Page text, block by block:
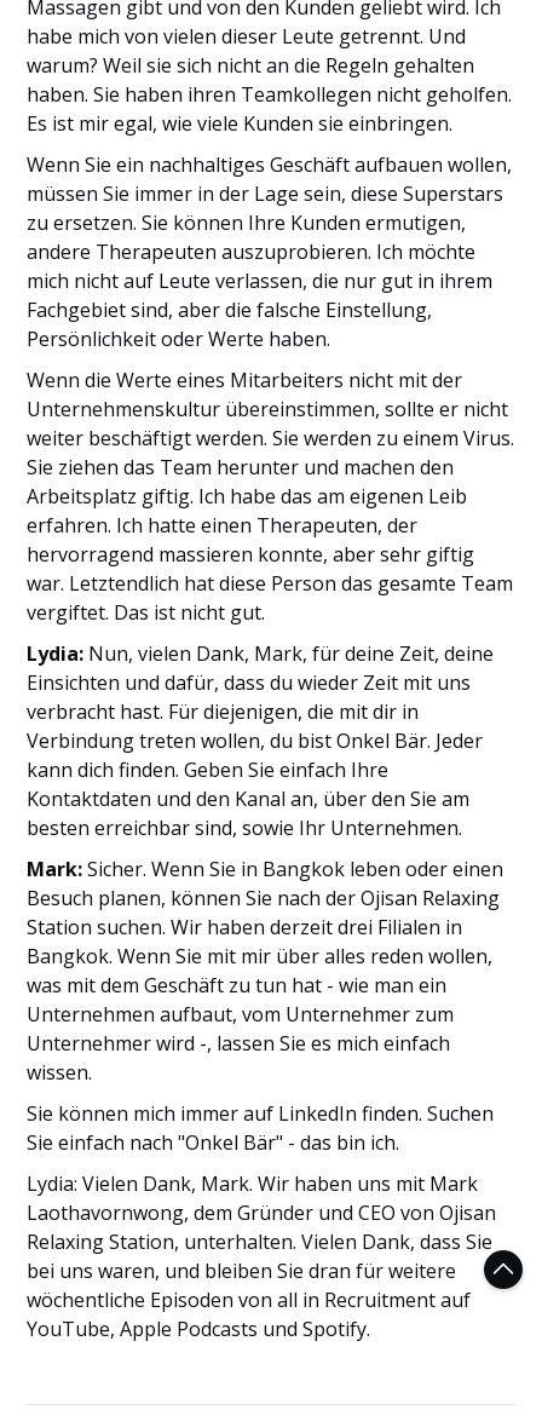
Massagen gibt und von den Kunden geliebt wird. Ich
habe mich von vielen dieser Leute getrennt. Und
warum? Weil sie sich nicht an die Regeln gehalten
haben. Sie haben ihren Teamkollegen nicht geholfen.
Es ist mir egal, wie viele Kunden sie einbringen.
Wenn Sie ein nachhaltiges Geschäft aufbauen wollen,
müssen Sie immer in der Lage sein, diese Superstars
zu ersetzen. Sie können Ihre Kunden ermutigen,
andere Therapeuten auszuprobieren. Ich möchte
mich nicht auf Leute verlassen, die nur gut in ihrem
Fachgebiet sind, aber die falsche Einstellung,
Persönlichkeit oder Werte haben.
Wenn die Werte eines Mitarbeiters nicht mit der
Unternehmenskultur übereinstimmen, sollte er nicht
weiter beschäftigt werden. Sie werden zu einem Virus.
Sie ziehen das Team herunter und machen den
Arbeitsplatz giftig. Ich habe das am eigenen Leib
erfahren. Ich hatte einen Therapeuten, der
hervorragend massieren konnte, aber sehr giftig
war. Letztendlich hat diese Person das gesamte Team
vergiftet. Das ist nicht gut.
Lydia: Nun, vielen Dank, Mark, für deine Zeit, deine
Einsichten und dafür, dass du wieder Zeit mit uns
verbracht hast. Für diejenigen, die mit dir in
Verbindung treten wollen, du bist Onkel Bär. Jeder
kann dich finden. Geben Sie einfach Ihre
Kontaktdaten und den Kanal an, über den Sie am
besten erreichbar sind, sowie Ihr Unternehmen.
Mark:Sicher. Wenn Sie in Bangkok leben oder einen
Besuch planen, können Sie nach der Ojisan Relaxing
Station suchen. Wir haben derzeit drei Filialen in
Bangkok. Wenn Sie mit mir über alles reden wollen,
was mit dem Geschäft zu tun hat - wie man ein
Unternehmen aufbaut, vom Unternehmer zum
Unternehmer wird -, lassen Sie es mich einfach
wissen.
Sie können mich immer auf LinkedIn finden. Suchen
Sie einfach nach "Onkel Bär" - das bin ich.
Lydia: Vielen Dank, Mark. Wir haben uns mit Mark
Laothavornwong, dem Gründer und CEO von Ojisan
Relaxing Station, unterhalten. Vielen Dank, dass Sie
bei uns waren, und bleiben Sie dran für weitere
wöchentliche Episoden von all in Recruitment auf
YouTube, Apple Podcasts und Spotify.